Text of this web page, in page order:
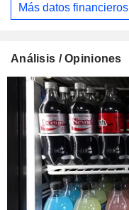
Más datos financieros
Análisis / Opiniones